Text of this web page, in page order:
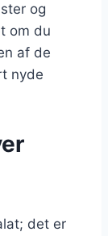
og
om du
af de
nyde
det er